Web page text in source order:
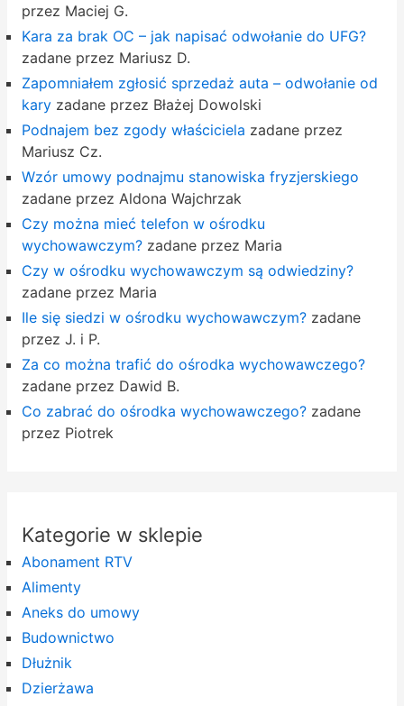
przez Maciej G.
Kara za brak OC – jak napisać odwołanie do UFG?
zadane przez Mariusz D.
Zapomniałem zgłosić sprzedaż auta – odwołanie od
karyzadane przez Błażej Dowolski
Podnajem bez zgody właściciela zadane przez
Mariusz Cz.
Wzór umowy podnajmu stanowiska fryzjerskiego
zadane przez Aldona Wajchrzak
Czy można mieć telefon w ośrodku
wychowawczym?zadane przez Maria
Czy w ośrodku wychowawczym są odwiedziny?
zadane przez Maria
Ile się siedzi w ośrodku wychowawczym?zadane
przez J. i P.
Za co można trafić do ośrodka wychowawczego?
zadane przez Dawid B.
Co zabrać do ośrodka wychowawczego?zadane
przez Piotrek
Kategorie w sklepie
Abonament RTV
Alimenty
Aneks do umowy
Budownictwo
Dłużnik
Dzierżawa